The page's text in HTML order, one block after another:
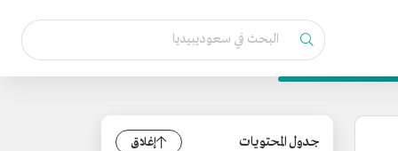
جدول المحتويات إغلاق